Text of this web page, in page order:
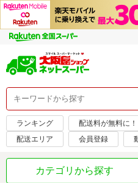
ランキング 配送料が無料に！
配送エリア
会員登録
カテゴリから探す